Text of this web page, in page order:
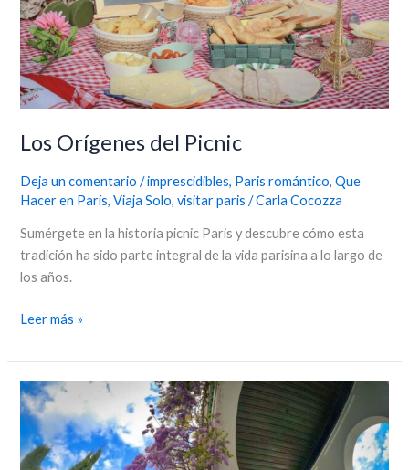
Los Orígenes del Picnic
Deja un comentario /imprescidibles, Paris romántico,Que
Hacer en París,Viaja Solo,visitar paris /Carla Cocozza
Sumérgete en la historia picnic Paris y descubre cómo esta
tradición ha sido parte integral de la vida parisina a lo largo de
los años.
Leer más »
París
florece:
Guía
Jardines